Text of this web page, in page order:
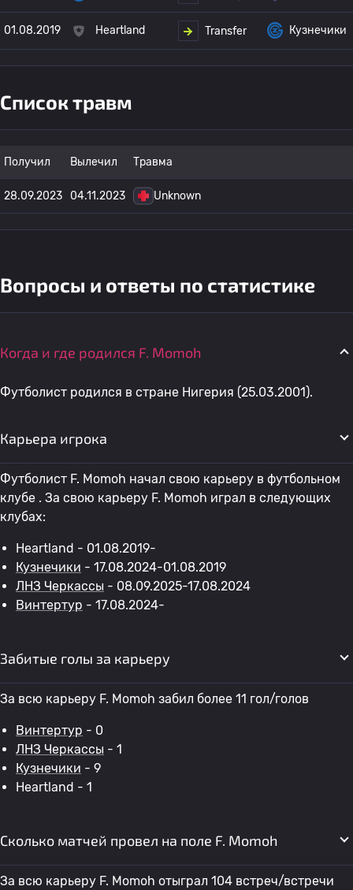
01.08.2019 Heartland Transfer Кузнечики
Список травм
Получил Вылечил Травма
28.09.2023 04.11.2023 Unknown
Вопросы и ответы по статистике
Когда и где родился F. Momoh
Футболист родился в стране Нигерия (25.03.2001).
Карьера игрока
Футболист F. Momoh начал свою карьеру в футбольном
клубе . За свою карьеру F. Momoh играл в следующих
клубах:
Heartland - 01.08.2019-
Кузнечики - 17.08.2024-01.08.2019
ЛНЗ Черкассы - 08.09.2025-17.08.2024
Винтертур - 17.08.2024-
Забитые голы за карьеру
За всю карьеру F. Momoh забил более 11 гол/голов
Винтертур - 0
ЛНЗ Черкассы - 1
Кузнечики - 9
Heartland - 1
Сколько матчей провел на поле F. Momoh
За всю карьеру F. Momoh отыграл 104 встреч/встречи